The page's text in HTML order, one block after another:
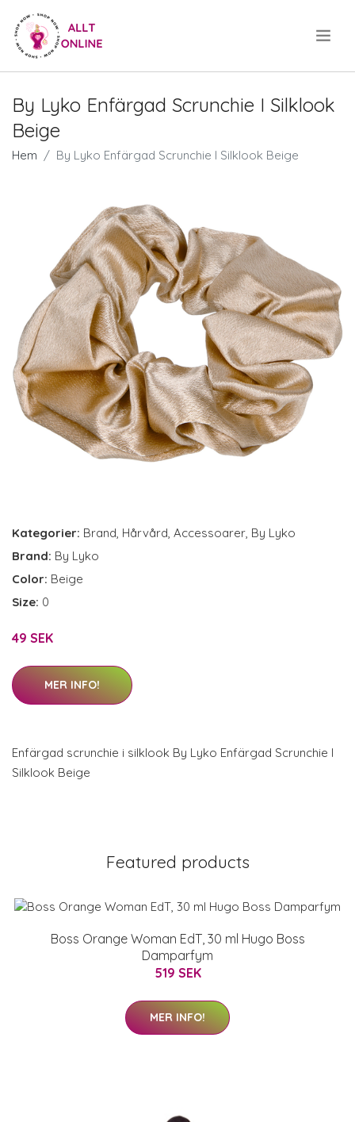
By Lyko Enfärgad Scrunchie I Silklook
Beige
Hem By Lyko Enfärgad Scrunchie I Silklook Beige
Kategorier: Brand, Hårvård, Accessoarer, By Lyko
Brand: By Lyko
Color: Beige
Size: 0
49 SEK
MER INFO!
Enfärgad scrunchie i silklook By Lyko Enfärgad Scrunchie I
Silklook Beige
Featured products
Boss Orange Woman EdT, 30 ml Hugo Boss
Damparfym
519 SEK
MER INFO!